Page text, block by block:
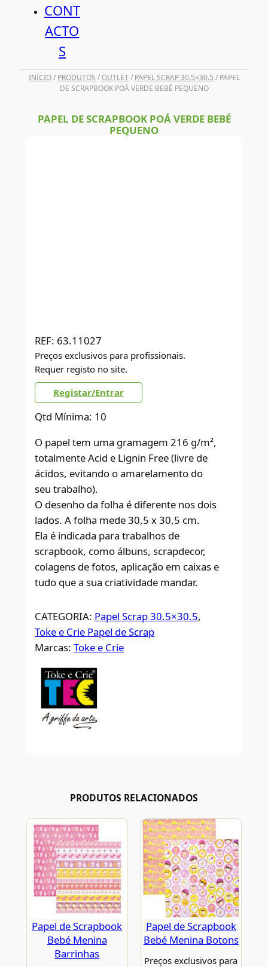
CONT
ACTO
S
INÍCIO/ PRODUTOS /OUTLET/ PAPEL SCRAP 30.5×30.5 / PAPEL
DE SCRAPBOOK POÁ VERDE BEBÉ PEQUENO
PAPEL DE SCRAPBOOK POÁ VERDE BEBÉ
PEQUENO
REF: 63.11027
Preços exclusivos para profissionais.
Requer registo no site.
Registar/Entrar
Qtd Mínima: 10
O papel tem uma gramagem 216 g/m²,
totalmente Acid e Lignin Free (livre de
ácidos, evitando o amarelamento do
seu trabalho).
O desenho da folha é diferente nos dois
lados. A folha mede 30,5 x 30,5 cm.
Ela é indicada para trabalhos de
scrapbook, como álbuns, scrapdecor,
colagens de fotos, aplicação em caixas e
tudo que a sua criatividade mandar.
CATEGORIA: Papel Scrap 30.5×30.5
Toke e Crie Papel de Scrap
Marcas:Toke e Crie
PRODUTOS RELACIONADOS
Papel de Scrapbook
Bebé Menina
Barrinhas
Papel de Scrapbook
Bebé Menina Botons
Preços exclusivos para